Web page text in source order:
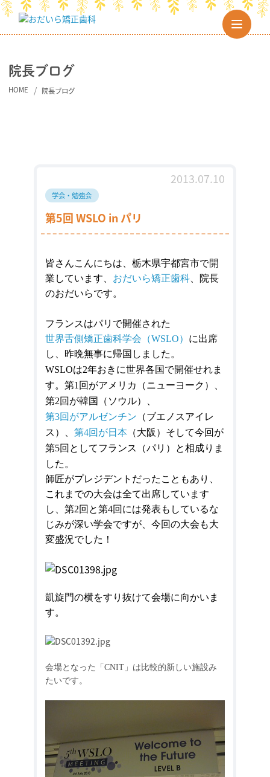
院長ブログ
HOME 院長ブログ
2013.07.10
学会・勉強会
第5回 WSLO in パリ
皆さんこんにちは、 栃木県宇都宮市で開
業しています、 おだいら矯正歯科 、院長
のおだいらです。
フランスはパリで開催された
世界舌側矯正歯科学会（WSLO） に出席
し、昨晩無事に帰国しました。
WSLOは2年おきに世界各国で開催せれま
す。第1 回がアメリカ（ニューヨーク）、
第2回が韓国（ソウル）、
第3回がアルゼンチン （ブエノスアイレ
ス）、 第4回が日本 （大阪）そして今回が
第5回としてフランス（パリ）と相成りま
した。
師匠がプレジデントだったこともあり、
これまでの大会は全て出席しています
し、第2回と第4回には発表もしているな
じみが深い学会ですが、今回の大会も大
変盛況でした！
凱旋門の横をすり抜けて会場に向かいま
す。
会場となった「CNIT」は比較的新しい施設み
たいです。